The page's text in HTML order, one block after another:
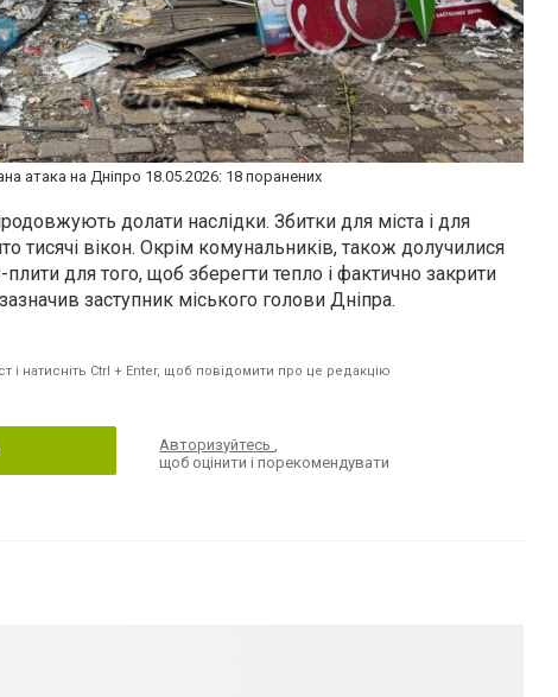
атака на Дніпро 18.05.2026: 18 поранених
долати наслідки. Збитки для міста і для
вікон. Окрім комунальників, також долучилися
плити для того, щоб зберегти тепло і фактично закрити
заступник міського голови Дніпра.
і натисніть Ctrl + Enter, щоб повідомити про це редакцію
Авторизуйтесь,
щоб оцінити і порекомендувати